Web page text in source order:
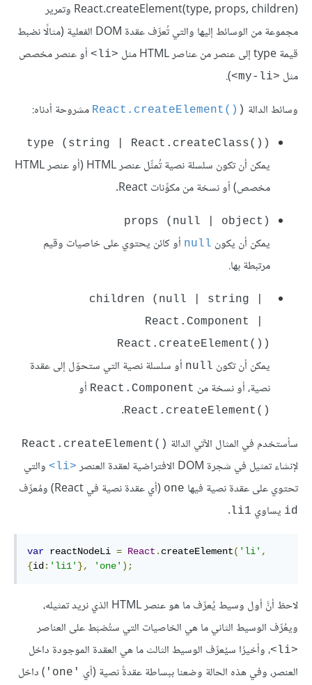
React.createElement(type, props, children)‎ وتمرير
مجموعة من الوسائط إليها والتي تُعرِّف عقدة DOM الفعلية (مثالًا نضبط
قيمة type إلى عنصر من عناصر HTML مثل
<li>
أو عنصر مخصص
مثل <my-li>
).
وسائط الدالة
React.createElement() )‎ مشروحة أدناه:
type (string | React.createClass())
يمكن أن تكون سلسلة نصية تُمثِّل عنصر HTML (أو عنصر HTML
مخصص) أو نسخة من مكوِّنات React.
props (null | object)
يمكن أن يكون null أو كائن يحتوي على خاصيات وقيم
مرتبطة بها.
children (null | string |
React.Component |
React.createElement())
يمكن أن تكون null أو سلسلة نصية التي ستحوّل إلى عقدة
نصية، أو نسخة من React.Component
React.createElement()
سأستخدم في المثال الآتي الدالة React.createElement()
لإنشاء تمثيل في شجرة DOM الافتراضية لعقدة العنصر
<li>
والتي
تحتوي على عقدة نصية فيها one (أي عقدة نصية في React) ومُعرِّف
id يساوي li1
.
var reactNodeLi = React . createElement( 'li' ,
{id: 'li1' }, 'one' );
لاحظ أنَّ أول وسيط يُعرِّف ما هو عنصر HTML الذي نريد تمثيله،
ويعُرِّف الوسيط الثاني ما هي الخاصيات التي ستُضبَط على العناصر
<li>
، وأخيرًا سيُعرِّف الوسيط الثالث ما هي العقدة الموجودة داخل
العنصر، وفي هذه الحالة وضعنا ببساطة عقدةً نصية (أي 'one' ) داخل